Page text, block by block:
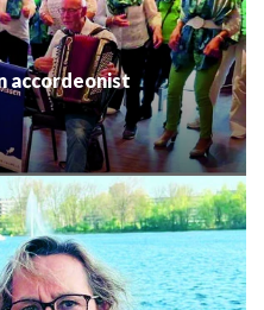
accordeonist